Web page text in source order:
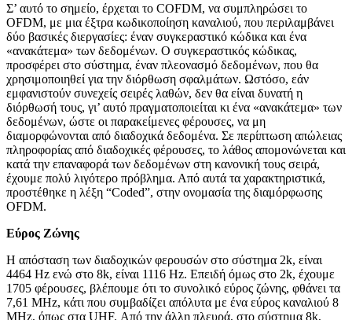
Σ’ αυτό το σημείο, έρχεται το COFDM, να συμπληρώσει το
OFDM, με μια έξτρα κωδικοποίηση καναλιού, που περιλαμβάνει
δύο βασικές διεργασίες: έναν συγκεραστικό κώδικα και ένα
«ανακάτεμα» των δεδομένων. Ο συγκεραστικός κώδικας,
προσφέρει στο σύστημα, έναν πλεονασμό δεδομένων, που θα
χρησιμοποιηθεί για την διόρθωση σφαλμάτων. Ωστόσο, εάν
εμφανιστούν συνεχείς σειρές λαθών, δεν θα είναι δυνατή η
διόρθωσή τους, γι’ αυτό πραγματοποιείται κι ένα «ανακάτεμα» των
δεδομένων, ώστε οι παρακείμενες φέρουσες, να μη
διαμορφώνονται από διαδοχικά δεδομένα. Σε περίπτωση απώλειας
πληροφορίας από διαδοχικές φέρουσες, το λάθος απομονώνεται και
κατά την επαναφορά των δεδομένων στη κανονική τους σειρά,
έχουμε πολύ λιγότερο πρόβλημα. Από αυτά τα χαρακτηριστικά,
προστέθηκε η λέξη “Coded”, στην ονομασία της διαμόρφωσης
OFDM.
Εύρος Ζώνης
Η απόσταση των διαδοχικών φερουσών στο σύστημα 2k, είναι
4464 Hz ενώ στο 8k, είναι 1116 Hz. Επειδή όμως στο 2k, έχουμε
1705 φέρουσες, βλέπουμε ότι το συνολικό εύρος ζώνης, φθάνει τα
7,61 MHz, κάτι που συμβαδίζει απόλυτα με ένα εύρος καναλιού 8
MHz, όπως στα UHF. Από την άλλη πλευρά, στο σύστημα 8k,